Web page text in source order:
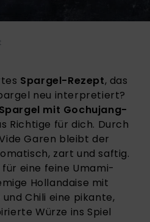
Spargel-Rezept, das
neu interpretiert?
mit Gochujang-
Richtige für dich. Durch
Garen bleibt der
zart und saftig.
eine feine Umami-
Hollandaise mit
Chili eine pikante,
Würze ins Spiel